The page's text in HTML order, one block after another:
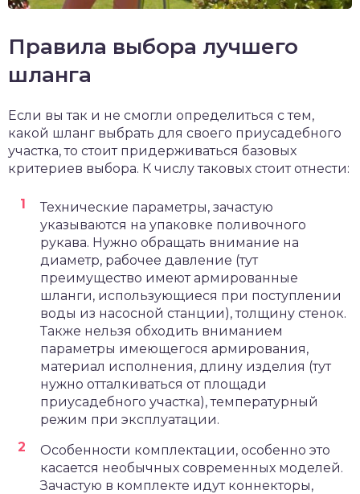
Правила выбора лучшего
шланга
Если вы так и не смогли определиться с тем,
какой шланг выбрать для своего приусадебного
участка, то стоит придерживаться базовых
критериев выбора. К числу таковых стоит отнести:
Технические параметры, зачастую
указываются на упаковке поливочного
рукава. Нужно обращать внимание на
диаметр, рабочее давление (тут
преимущество имеют армированные
шланги, использующиеся при поступлении
воды из насосной станции), толщину стенок.
Также нельзя обходить вниманием
параметры имеющегося армирования,
материал исполнения, длину изделия (тут
нужно отталкиваться от площади
приусадебного участка), температурный
режим при эксплуатации.
Особенности комплектации, особенно это
касается необычных современных моделей.
Зачастую в комплекте идут коннекторы,